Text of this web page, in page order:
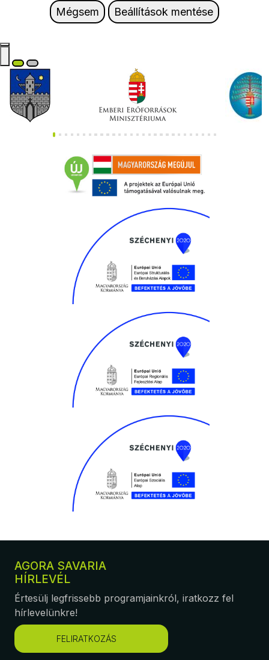
Mégsem Beállítások mentése
AGORA SAVARIA
HÍRLEVÉL
Értesülj legfrissebb programjainkról, iratkozz fel
hírlevelünkre!
FELIRATKOZÁS